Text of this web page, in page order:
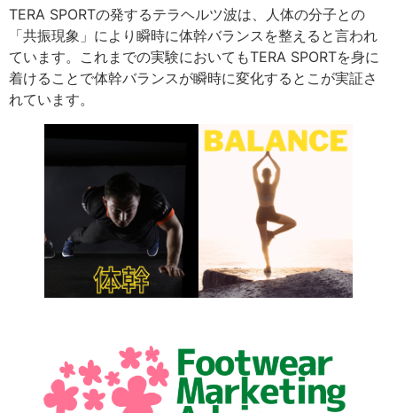
TERA SPORTの発するテラヘルツ波は、人体の分子との
「共振現象」により瞬時に体幹バランスを整えると言われ
ています。これまでの実験においてもTERA SPORTを身に
着けることで体幹バランスが瞬時に変化するとこが実証さ
れています。